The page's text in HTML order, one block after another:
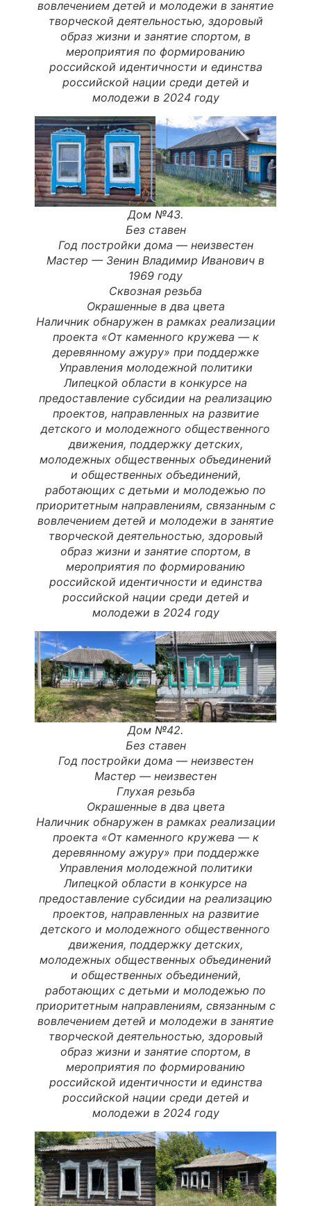
вовлечением детей и молодежи в занятие
творческой деятельностью, здоровый
образ жизни и занятие спортом, в
мероприятия по формированию
российской идентичности и единства
российской нации среди детей и
молодежи в 2024 году
Дом №43.
Без ставен
Год постройки дома — неизвестен
Мастер — Зенин Владимир Иванович в
1969 году
Сквозная резьба
Окрашенные в два цвета
Наличник обнаружен в рамках реализации
проекта «От каменного кружева — к
деревянному ажуру» при поддержке
Управления молодежной политики
Липецкой области в конкурсе на
предоставление субсидии на реализацию
проектов, направленных на развитие
детского и молодежного общественного
движения, поддержку детских,
молодежных общественных объединений
и общественных объединений,
работающих с детьми и молодежью по
приоритетным направлениям, связанным с
вовлечением детей и молодежи в занятие
творческой деятельностью, здоровый
образ жизни и занятие спортом, в
мероприятия по формированию
российской идентичности и единства
российской нации среди детей и
молодежи в 2024 году
Дом №42.
Без ставен
Год постройки дома — неизвестен
Мастер — неизвестен
Глухая резьба
Окрашенные в два цвета
Наличник обнаружен в рамках реализации
проекта «От каменного кружева — к
деревянному ажуру» при поддержке
Управления молодежной политики
Липецкой области в конкурсе на
предоставление субсидии на реализацию
проектов, направленных на развитие
детского и молодежного общественного
движения, поддержку детских,
молодежных общественных объединений
и общественных объединений,
работающих с детьми и молодежью по
приоритетным направлениям, связанным с
вовлечением детей и молодежи в занятие
творческой деятельностью, здоровый
образ жизни и занятие спортом, в
мероприятия по формированию
российской идентичности и единства
российской нации среди детей и
молодежи в 2024 году